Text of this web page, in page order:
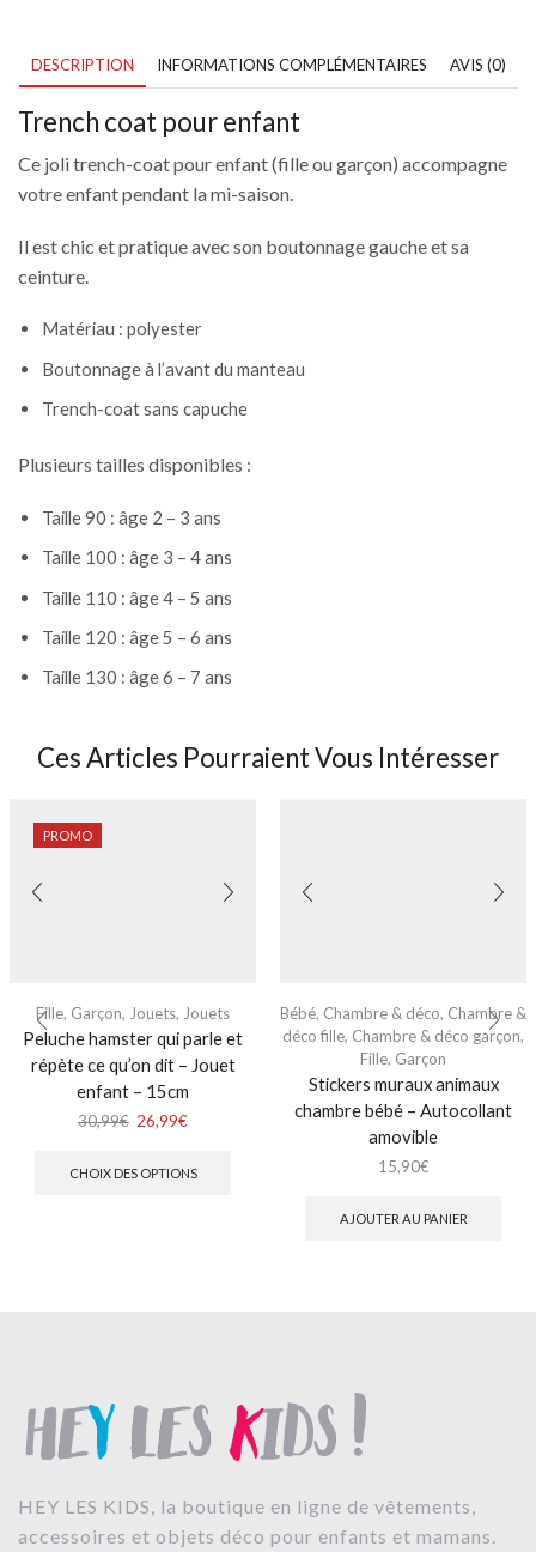
saison
DESCRIPTION INFORMATIONS COMPLÉMENTAIRES AVIS (0)
Trench coat pour enfant
Ce joli trench-coat pour enfant (fille ou garçon) accompagne
votre enfant pendant la mi-saison.
Il est chic et pratique avec son boutonnage gauche et sa
ceinture.
Matériau : polyester
Boutonnage à l’avant du manteau
Trench-coat sans capuche
Plusieurs tailles disponibles :
Taille 90 : âge 2 – 3 ans
Taille 100 : âge 3 – 4 ans
Taille 110 : âge 4 – 5 ans
Taille 120 : âge 5 – 6 ans
Taille 130 : âge 6 – 7 ans
Ces Articles Pourraient Vous Intéresser
PROMO
Fille, Garçon, Jouets, Jouets
Peluche hamster qui parle et
répète ce qu’on dit – Jouet
enfant – 15cm
30,99€ 26,99€
CHOIX DES OPTIONS
Bébé, Chambre & déco, Chambre &
déco fille, Chambre & déco garçon,
Fille, Garçon
Stickers muraux animaux
chambre bébé – Autocollant
amovible
15,90€
AJOUTER AU PANIER
HEY LES KIDS, la boutique en ligne de vêtements,
accessoires et objets déco pour enfants et mamans.